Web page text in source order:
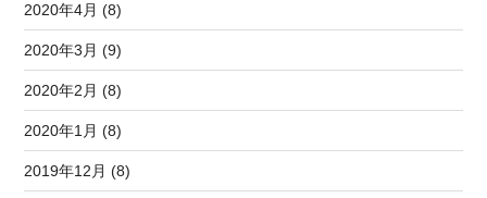
2020年4月 (8)
2020年3月 (9)
2020年2月 (8)
2020年1月 (8)
2019年12月 (8)